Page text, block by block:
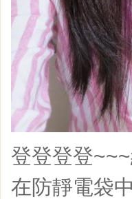
登登登登
在防靜電袋